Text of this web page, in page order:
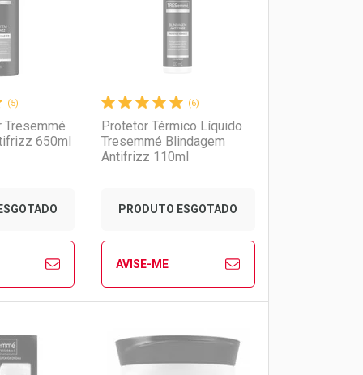
Desconto
Desconto
Ver Desconto Convênio
(5)
Tresemmé
650ml
(6)
Protetor Térmico Líquido
Tresemmé Blindagem
Antifrizz 110ml
PRODUTO ESGOTADO
AVISE-ME
Laboratório
Por Menos